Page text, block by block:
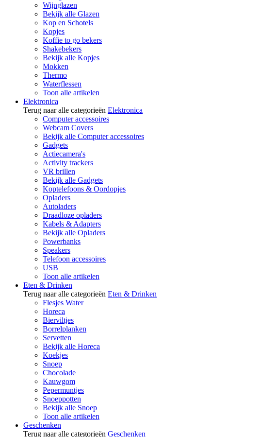
Wijnglazen
Bekijk alle Glazen
Kop en Schotels
Kopjes
Koffie to go bekers
Shakebekers
Bekijk alle Kopjes
Mokken
Thermo
Waterflessen
Toon alle artikelen
Elektronica
Terug naar alle categorieën Elektronica
Computer accessoires
Webcam Covers
Bekijk alle Computer accessoires
Gadgets
Actiecamera's
Activity trackers
VR brillen
Bekijk alle Gadgets
Koptelefoons & Oordopjes
Opladers
Autoladers
Draadloze opladers
Kabels & Adapters
Bekijk alle Opladers
Powerbanks
Speakers
Telefoon accessoires
USB
Toon alle artikelen
Eten & Drinken
Terug naar alle categorieën Eten & Drinken
Flesjes Water
Horeca
Bierviltjes
Borrelplanken
Servetten
Bekijk alle Horeca
Koekjes
Snoep
Chocolade
Kauwgom
Pepermuntjes
Snoeppotten
Bekijk alle Snoep
Toon alle artikelen
Geschenken
Terug naar alle categorieën Geschenken